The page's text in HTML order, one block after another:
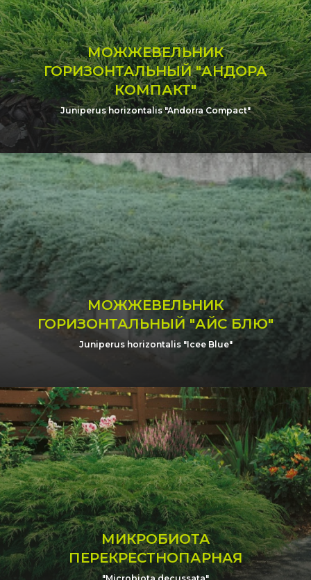
МОЖЖЕВЕЛЬНИК
ГОРИЗОНТАЛЬНЫЙ "АНДОРА
КОМПАКТ"
Juniperus horizontalis "Andorra Compact"
МОЖЖЕВЕЛЬНИК
ГОРИЗОНТАЛЬНЫЙ "АЙС БЛЮ"
Juniperus horizontalis "Icee Blue"
МИКРОБИОТА
ПЕРЕКРЕСТНОПАРНАЯ